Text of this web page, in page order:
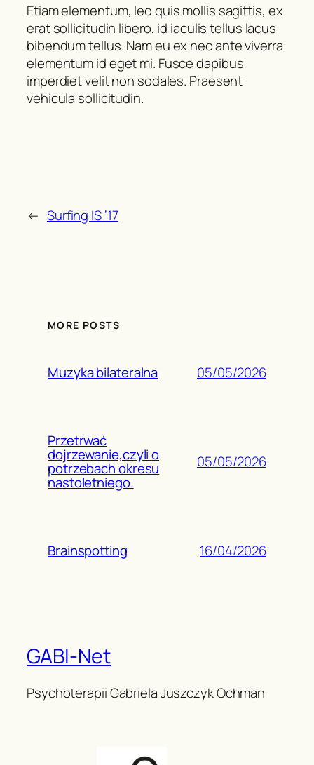
Etiam elementum, leo quis mollis sagittis, ex
erat sollicitudin libero, id iaculis tellus lacus
bibendum tellus. Nam eu ex nec ante viverra
elementum id eget mi. Fusce dapibus
imperdiet velit non sodales. Praesent
vehicula sollicitudin.
← Surfing IS ’17
MORE POSTS
Muzyka bilateralna 05/05/2026
Przetrwać
dojrzewanie,czyli o
potrzebach okresu
nastoletniego.
05/05/2026
Brainspotting 16/04/2026
GABI-Net
Psychoterapii Gabriela Juszczyk Ochman